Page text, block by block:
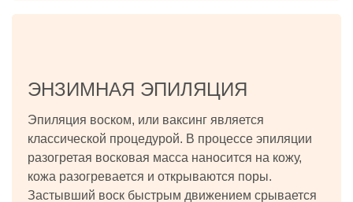
ЭНЗИМНАЯ ЭПИЛЯЦИЯ
Эпиляция воском, или ваксинг является
классической процедурой. В процессе эпиляции
разогретая восковая масса наносится на кожу,
кожа разогревается и открываются поры.
Застывший воск быстрым движением срывается